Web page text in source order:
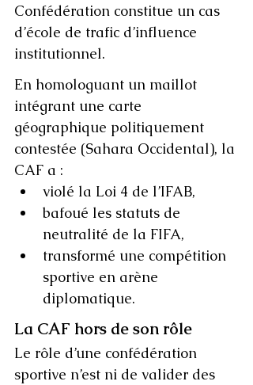
Confédération constitue un cas
d’école de trafic d’influence
institutionnel.
En homologuant un maillot
intégrant une carte
géographique politiquement
contestée (Sahara Occidental), la
CAF a :
violé la Loi 4 de l’IFAB,
bafoué les statuts de
neutralité de la FIFA,
transformé une compétition
sportive en arène
diplomatique.
La CAF hors de son rôle
Le rôle d’une confédération
sportive n’est ni de valider des